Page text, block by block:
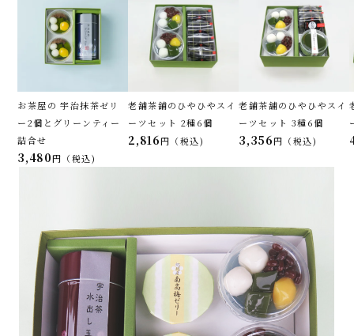
お茶屋の 宇治抹茶ゼリ
ー2個とグリーンティー
詰合せ
3,480 税込
老舗茶舗のひやひやスイ
ーツセット 2種6個
2,816 税込
老舗茶舗のひやひやスイ
ーツセット 3種6個
3,356 税込